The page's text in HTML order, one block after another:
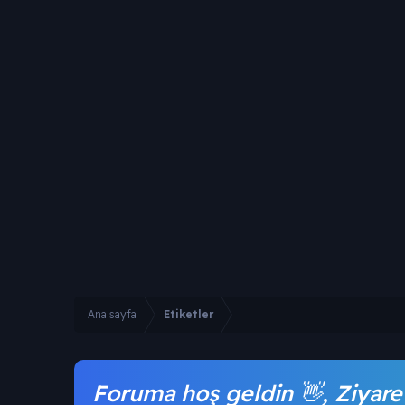
Ana sayfa Etiketler
Foruma hoş geldin 👋,